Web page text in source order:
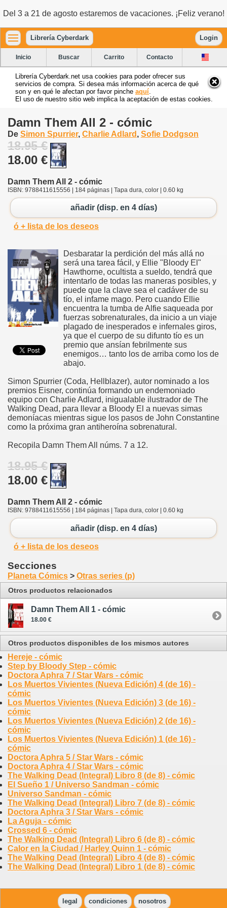
Del 3 a 21 de agosto estaremos de vacaciones. ¡Feliz verano!
Librería Cyberdark Login
Inicio Buscar Carrito Contacto
Librería Cyberdark.net usa cookies para poder ofrecer sus
servicios de compra. Si desea más información acerca de qué
son y en qué le afectan por favor pinche aquí
El uso de nuestro sitio web implica la aceptación de estas cookies.
Damn Them All 2 - cómic
De Simon Spurrier, Charlie Adlard , Sofie Dodgson
18.95 €
18.00 €
Damn Them All 2 - cómic
ISBN: 9788411615556 | 184 páginas | Tapa dura, color | 0.60 kg
añadir (disp. en 4 días)
ó + lista de los deseos
Desbaratar la perdición del más allá no
será una tarea fácil, y Ellie "Bloody El"
Hawthorne, ocultista a sueldo, tendrá que
intentarlo de todas las maneras posibles, y
puede que la clave sea el cadáver de su
tío, el infame mago. Pero cuando Ellie
encuentra la tumba de Alfie saqueada por
fuerzas sobrenaturales, da inicio a un viaje
plagado de inesperados e infernales giros,
ya que el cuerpo de su difunto tío es un
premio que ansían febrilmente sus
enemigos… tanto los de arriba como los de
abajo.
Simon Spurrier (Coda, Hellblazer), autor nominado a los
premios Eisner, continúa formando un endemoniado
equipo con Charlie Adlard, inigualable ilustrador de The
Walking Dead, para llevar a Bloody El a nuevas simas
demoníacas mientras sigue los pasos de John Constantine
como la próxima gran antiheroína sobrenatural.
Recopila Damn Them All núms. 7 a 12.
18.95 €
18.00 €
Damn Them All 2 - cómic
ISBN: 9788411615556 | 184 páginas | Tapa dura, color | 0.60 kg
añadir (disp. en 4 días)
ó + lista de los deseos
Secciones
Planeta Cómics > Otras series (p)
Otros productos relacionados
Damn Them All 1 - cómic
18.00 €
Otros productos disponibles de los mismos autores
Hereje - cómic
Step by Bloody Step - cómic
Doctora Aphra 7 / Star Wars - cómic
Los Muertos Vivientes (Nueva Edición) 4 (de 16) -
cómic
Los Muertos Vivientes (Nueva Edición) 3 (de 16) -
cómic
Los Muertos Vivientes (Nueva Edición) 2 (de 16) -
cómic
Los Muertos Vivientes (Nueva Edición) 1 (de 16) -
cómic
Doctora Aphra 5 / Star Wars - cómic
Doctora Aphra 4 / Star Wars - cómic
The Walking Dead (Integral) Libro 8 (de 8) - cómic
El Sueño 1 / Universo Sandman - cómic
Universo Sandman - cómic
The Walking Dead (Integral) Libro 7 (de 8) - cómic
Doctora Aphra 3 / Star Wars - cómic
La Aguja - cómic
Crossed 6 - cómic
The Walking Dead (Integral) Libro 6 (de 8) - cómic
Calor en la Ciudad / Harley Quinn 1 - cómic
The Walking Dead (Integral) Libro 4 (de 8) - cómic
The Walking Dead (Integral) Libro 1 (de 8) - cómic
legal condiciones nosotros